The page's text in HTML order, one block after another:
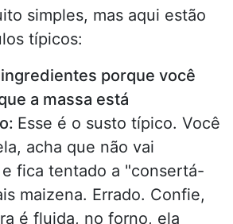
simples, mas aqui estão
típicos:
porque você
a massa está
Esse é o susto típico. Você
acha que não vai
fica tentado a "consertá-
maizena. Errado. Confie,
é fluida, no forno, ela